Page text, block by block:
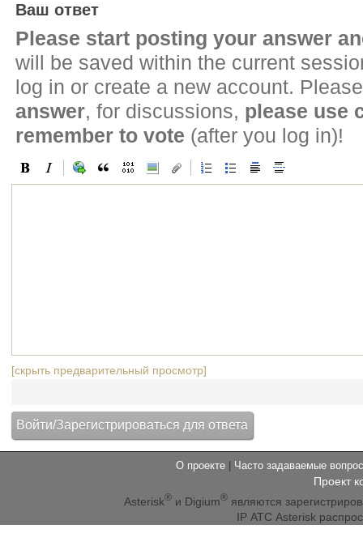
Ваш ответ
Please start posting your answer
will be saved within the current
log in or create a new account.
answer, for discussions, please use
remember to vote (after you log in)!
[скрыть предварительный просмотр]
О проекте Часто задаваемые
Проект
Asterisk® и Digium® являются
IP АТС Asterisk